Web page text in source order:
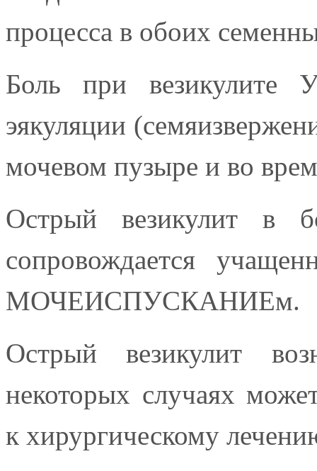
процесса в обоих
Боль при
эякуляции
мочевом пузыре и во
Острый везикулит в
сопровождается
МОЧЕИСПУСКАНИЕм.
Острый везикулит
некоторых случаях
к хирургическому